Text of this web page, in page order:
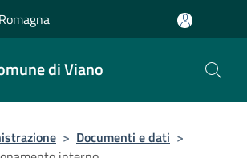
di Viano
> Documenti e dati >